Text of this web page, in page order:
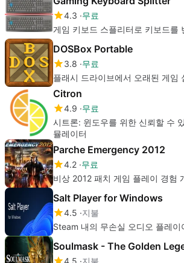
4.3 무료
게임 키보드 스플리터로 키보드를
DOSBox Portable
3.8 무료
플래시 드라이브에서 오래된 게임
Citron
4.9 무료
시트론: 윈도우를 위한 신뢰할 수
뮬레이터
Parche Emergency 2012
4.2 무료
비상 2012 패치 게임 플레이 경험
Salt Player for Windows
4.5 지불
Steam 내의 무손실 오디오 플레이
Soulmask - The Golden
4.5 지불